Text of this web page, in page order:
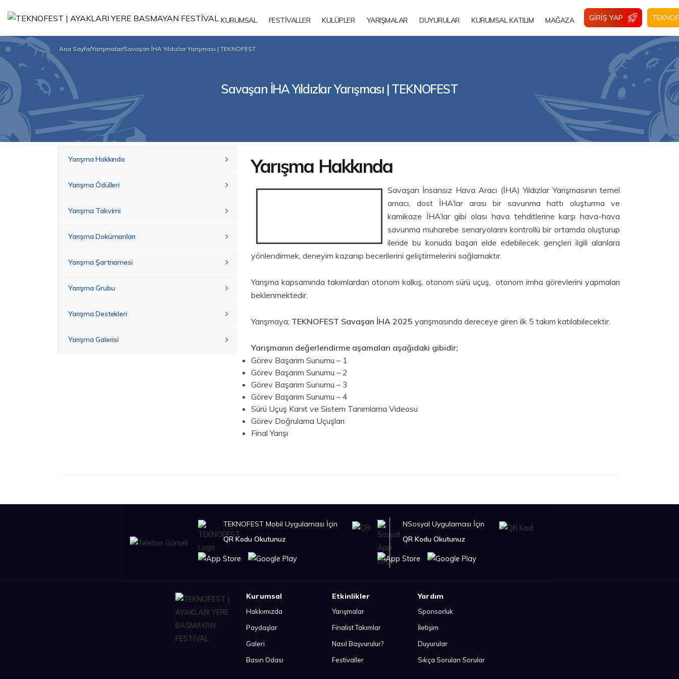
KURUMSAL FESTİVALLER KULÜPLER YARIŞMALAR DUYURULAR KURUMSAL KATILIM MAĞAZA GIRIŞ YAP
Ana Sayfa/Yarışmalar/Savaşan İHA Yıldızlar Yarışması | TEKNOFEST
Savaşan İHA Yıldızlar Yarışması | TEKNOFEST
Yarışma Hakkında
Yarışma Ödülleri
Yarışma Takvimi
Yarışma Dokümanları
Yarışma Şartnamesi
Yarışma Grubu
Yarışma Destekleri
Yarışma Galerisi
Yarışma Hakkında
Savaşan İnsansız Hava Aracı (İHA) Yıldızlar Yarışmasının temel
amacı, dost İHA’lar arası bir savunma hattı oluşturma ve
kamikaze İHA’lar gibi olası hava tehditlerine karşı hava-hava
savunma muharebe senaryolarını kontrollü bir ortamda oluşturup
ileride bu konuda başarı elde edebilecek gençleri ilgili alanlara
yönlendirmek, deneyim kazanıp becerilerini geliştirmelerini sağlamaktır.
Yarışma kapsamında takımlardan otonom kalkış, otonom sürü uçuş, otonom imha görevlerini yapmaları
beklenmektedir.
Yarışmaya; TEKNOFEST Savaşan İHA 2025 yarışmasında dereceye giren ilk 5 takım katılabilecektir.
Yarışmanın değerlendirme aşamaları aşağıdaki gibidir;
Görev Başarım Sunumu – 1
Görev Başarım Sunumu – 2
Görev Başarım Sunumu – 3
Görev Başarım Sunumu – 4
Sürü Uçuş Kanıt ve Sistem Tanımlama Videosu
Görev Doğrulama Uçuşları
Final Yarışı
TEKNOFEST Mobil Uygulaması İçin
QR Kodu Okutunuz
NSosyal Uygulaması İçin
QR Kodu Okutunuz
Kurumsal
Hakkımızda
Paydaşlar
Galeri
Basın Odası
Etkinlikler
Yarışmalar
Finalist Takımlar
Nasıl Başvurulur?
Festivaller
Yardım
Sponsorluk
İletişim
Duyurular
Sıkça Sorulan Sorular